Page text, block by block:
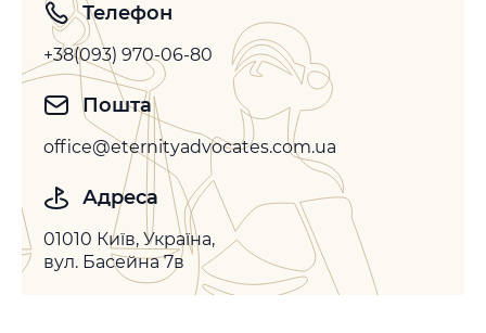
Телефон
+38(093) 970-06-80
Пошта
office@eternityadvocates.com.ua
Адреса
01010 Київ, Україна,
вул. Басейна 7в